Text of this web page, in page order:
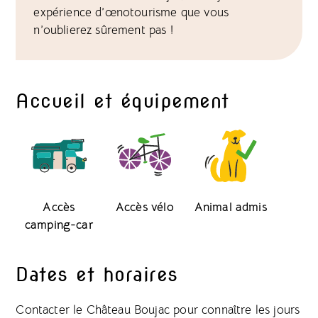
expérience d’œnotourisme que vous
n’oublierez sûrement pas !
Accueil et équipement
Accès
camping-car
Accès vélo Animal admis
Dates et horaires
Contacter le Château Boujac pour connaître les jours